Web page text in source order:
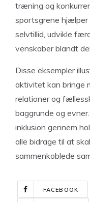
træning og
sportsgrene hjælper
selvtillid, udvikle
venskaber blandt
Disse eksempler
aktivitet kan bringe
relationer og
baggrunde og
inklusion gennem
alle bidrage til at
sammenkoblede
FACEBOOK